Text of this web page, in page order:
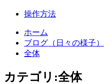
操作方法
ホーム
ブログ（日々の様子）
全体
カテゴリ:全体